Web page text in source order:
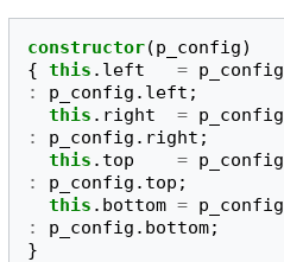
constructor(p_config)
{ this . left = p_config
:
p_config . left ;
this . right = p_config
:
p_config . right ;
this . top = p_config
:
p_config . top ;
this . bottom = p_config
:
p_config . bottom;
}